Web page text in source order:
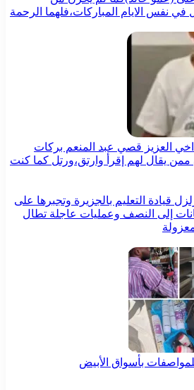
في نفس الايام المباركات،فلهما الرحمة
اخي العزيز قصي عبد المنعم بركات
ممن يقال لهم إقرأ وارتق،ورتل كما كنت
قيادة التعليم بالجزيرة وتجبرها على
إلى النصف وعمليات عاجلة تطال
بأسواق الأبيض